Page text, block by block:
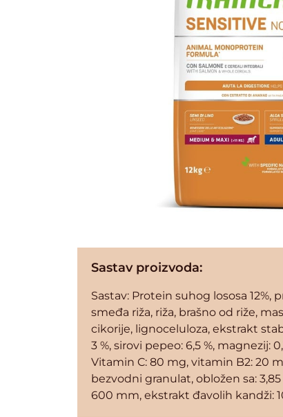
Sastav proizvoda:
Sastav: Protein suhog lososa 12%,
smeđa riža, riža, brašno od riže,
cikorije, lignoceluloza, ekstrakt
3 %, sirovi pepeo: 6,5 %, magnezij:
Vitamin C: 80 mg, vitamin B2: 20
bezvodni granulat, obložen sa:
600 mm, ekstrakt đavolih kandži: